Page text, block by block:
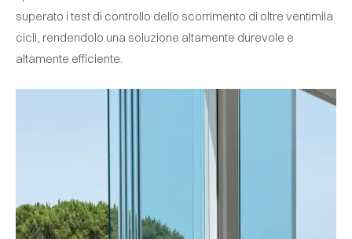
superato i test di controllo dello scorrimento di oltre ventimila
cicli, rendendolo una soluzione altamente durevole e
altamente efficiente.